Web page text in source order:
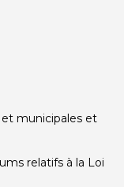
municipales et
relatifs à la Loi